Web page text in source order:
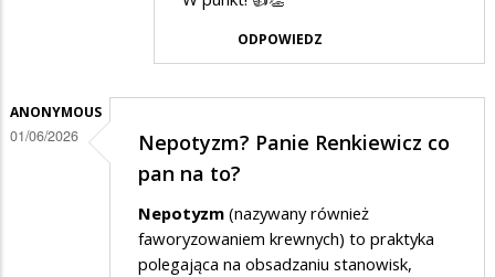
odpowiedzi
na
wschodzie
ODPOWIEDZ
ANONYMOUS
01/06/2026
Nepotyzm? Panie Renkiewicz co
pan na to?
Nepotyzm (nazywany również
faworyzowaniem krewnych) to praktyka
polegająca na obsadzaniu stanowisk,